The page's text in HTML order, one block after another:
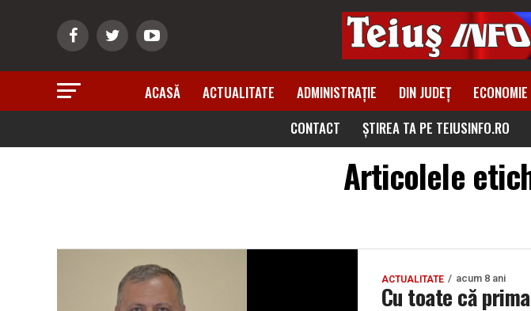
ACASĂ ACTUALITATE ADMINISTRAȚIE DIN JUDEȚ ECONOMIE
CONTACT
ȘTIREA TA PE TEIUSINFO.RO
Articolele
ACTUALITATE acum 8 ani
Cu toate că